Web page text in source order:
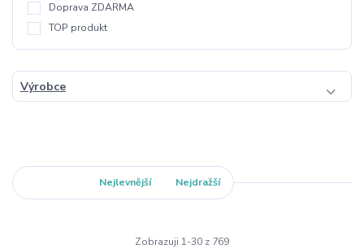
Doprava ZDARMA
TOP produkt
Výrobce
Nejlevnější Nejdražší
Zobrazuji 1-30 z 769